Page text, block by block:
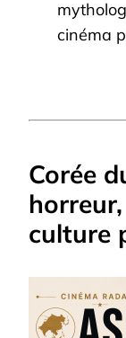
cinéma
Corée
culture